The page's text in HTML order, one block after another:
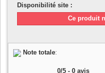
Disponibilité site :
Ce produit
Note totale:
0/5 - 0 avis